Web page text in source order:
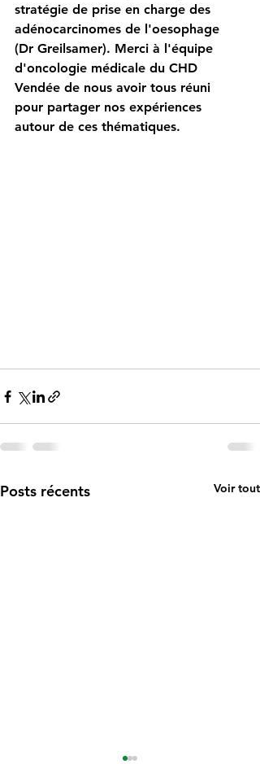
stratégie de prise en charge des
adénocarcinomes de l'oesophage
(Dr Greilsamer). Merci à l'équipe
d'oncologie médicale du CHD
Vendée de nous avoir tous réuni
pour partager nos expériences
autour de ces thématiques.
Posts récents Voir tout